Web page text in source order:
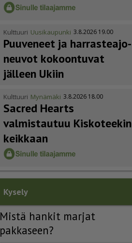
Kulttuuri Uusikaupunki 3.8.2026 19.00
Puuveneet ja harras­te­a­jo­
neuvot kokoontuvat
jälleen Ukiin
Kulttuuri Mynämäki 3.8.2026 18.00
Sacred Hearts
valmistautuu Kiskoteekin
keikkaan
Kysely
Mistä hankit marjat
pakkaseen?